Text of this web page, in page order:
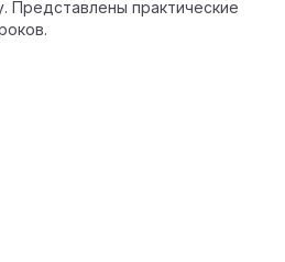
Представлены практические